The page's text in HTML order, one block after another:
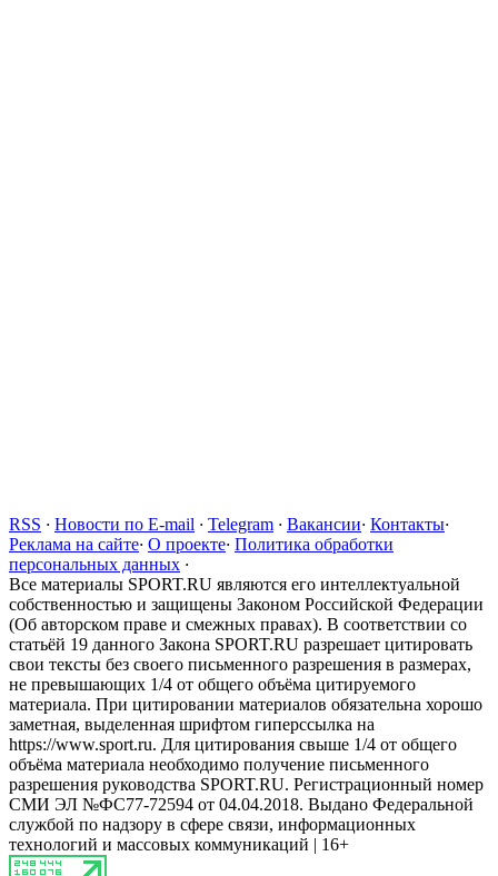
RSS · Новости по E-mail · Telegram · Вакансии· Контакты·
Реклама на сайте· О проекте· Политика обработки
персональных данных ·
Все материалы SPORT.RU являются его интеллектуальной
собственностью и защищены Законом Российской Федерации
(Об авторском праве и смежных правах). В соответствии со
статьёй 19 данного Закона SPORT.RU разрешает цитировать
свои тексты без своего письменного разрешения в размерах,
не превышающих 1/4 от общего объёма цитируемого
материала. При цитировании материалов обязательна хорошо
заметная, выделенная шрифтом гиперссылка на
https://www.sport.ru. Для цитирования свыше 1/4 от общего
объёма материала необходимо получение письменного
разрешения руководства SPORT.RU. Регистрационный номер
СМИ ЭЛ №ФС77-72594 от 04.04.2018. Выдано Федеральной
службой по надзору в сфере связи, информационных
технологий и массовых коммуникаций | 16+